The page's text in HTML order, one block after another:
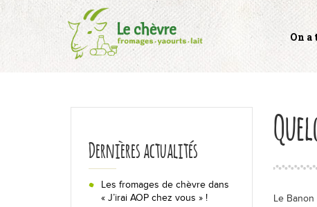
On a tous un côté chèvre !
Quel est votre côté chèvre
Passionnément chèvre
On a
Dernières actualités
Les fromages de chèvre dans
« J’irai AOP chez vous » !
Le
Panneau de gestion des cookies